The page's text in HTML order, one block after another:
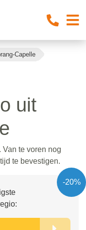
Capelle
uit
te voren nog
te bevestigen.
-20%